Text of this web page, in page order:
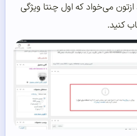
می‌خواد که اول چنتا ویژگی
کنید.